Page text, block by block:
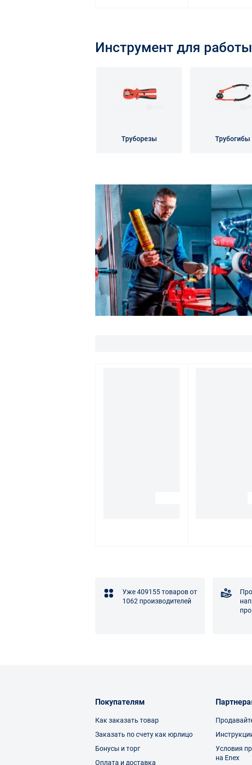
Инструмент для
Труборезы Трубогибы
Уже 409155 товаров от
1062 производителей
Покупателям
Как заказать товар
Заказать по счету как юрлицо
Бонусы и торг
Оплата и доставка
Условия
на Enex